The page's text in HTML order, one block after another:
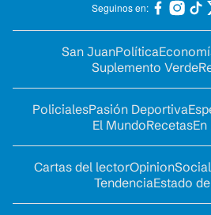
Seguinos en:
San JuanPolítica
Suplemento Verde
PolicialesPasión Deportiva
El MundoRecetasEn
Cartas del lectorOpinion
TendenciaEstado